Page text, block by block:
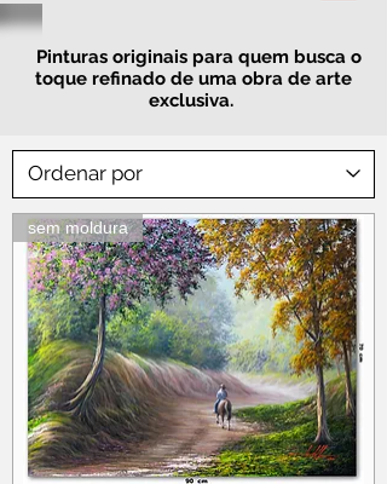
Pinturas originais para quem busca o
toque refinado de uma obra de arte
exclusiva.
sem moldura